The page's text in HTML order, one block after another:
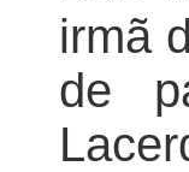
irmã
de